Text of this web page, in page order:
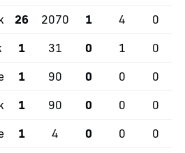
26 2070 1 4 0
1 31 0 1 0
1 90 0 0 0
1 90 0 0 0
1 4 0 0 0